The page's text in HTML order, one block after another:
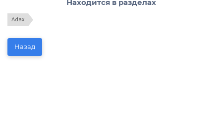
Находится в разделах
Adax
Назад